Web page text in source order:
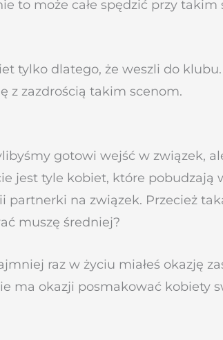
to może całe spędzić przy takim
tylko dlatego, że weszli do
z zazdrością takim scenom.
gotowi wejść w związek,
jest tyle kobiet, które pobudzają
na związek. Przecież
muszę średniej?
raz w życiu miałeś okazję
ma okazji posmakować kobiety